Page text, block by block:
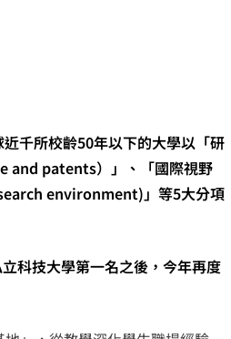
千所校齡50年以下的大學以「研
and patents）」、「國際視野
environment)」等5大分項
科技大學第一名之後，今年再度